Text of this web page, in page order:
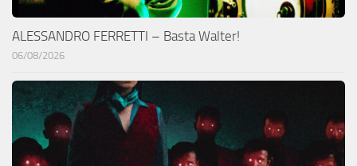
ALESSANDRO FERRETTI – Basta Walter!
06/08/2026